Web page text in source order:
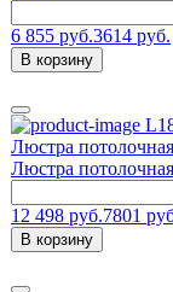
6 855 руб.3614 руб.
В корзину
Люстра
Люстра
12 498 руб.7801
В корзину